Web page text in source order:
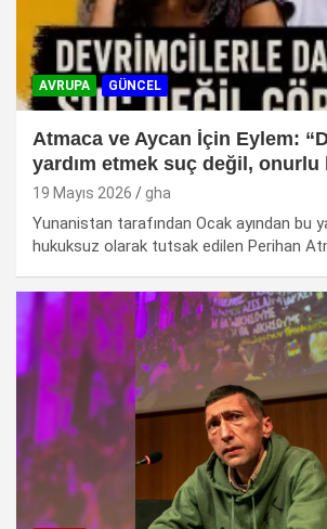
AVRUPA GÜNCEL
Atmaca ve Aycan İçin Eylem:
yardım etmek suç değil,
19 Mayıs 2026 gha
Yunanistan tarafından Ocak ayından bu
hukuksuz olarak tutsak edilen Perihan